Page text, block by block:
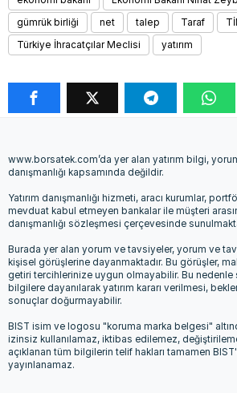
gümrük birliği
net talep Taraf
Türkiye İhracatçılar Meclisi
yatırım
www.borsatek.com’da yer alan yatırım bilgi,
danışmanlığı kapsamında değildir.
Yatırım danışmanlığı hizmeti, aracı kurumlar,
mevduat kabul etmeyen bankalar ile müşteri
danışmanlığı sözleşmesi çerçevesinde
Burada yer alan yorum ve tavsiyeler, yorum ve
kişisel görüşlerine dayanmaktadır. Bu görüşler,
getiri tercihlerinize uygun olmayabilir. Bu nedenle
bilgilere dayanılarak yatırım kararı verilmesi,
sonuçlar doğurmayabilir.
BIST isim ve logosu "koruma marka belgesi"
izinsiz kullanılamaz, iktibas edilemez,
açıklanan tüm bilgilerin telif hakları tamamen
yayınlanamaz.